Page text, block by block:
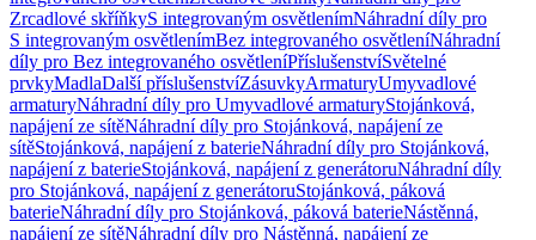
Zrcadlové skříňkyS integrovaným osvětlenímNáhradní díly pro
S integrovaným osvětlenímBez integrovaného osvětleníNáhradní
díly pro Bez integrovaného osvětleníPříslušenstvíSvětelné
prvkyMadlaDalší příslušenstvíZásuvkyArmaturyUmyvadlové
armaturyNáhradní díly pro Umyvadlové armaturyStojánková,
napájení ze sítěNáhradní díly pro Stojánková, napájení ze
sítěStojánková, napájení z baterieNáhradní díly pro Stojánková,
napájení z baterieStojánková, napájení z generátoruNáhradní díly
pro Stojánková, napájení z generátoruStojánková, páková
baterieNáhradní díly pro Stojánková, páková baterieNástěnná,
napájení ze sítěNáhradní díly pro Nástěnná, napájení ze